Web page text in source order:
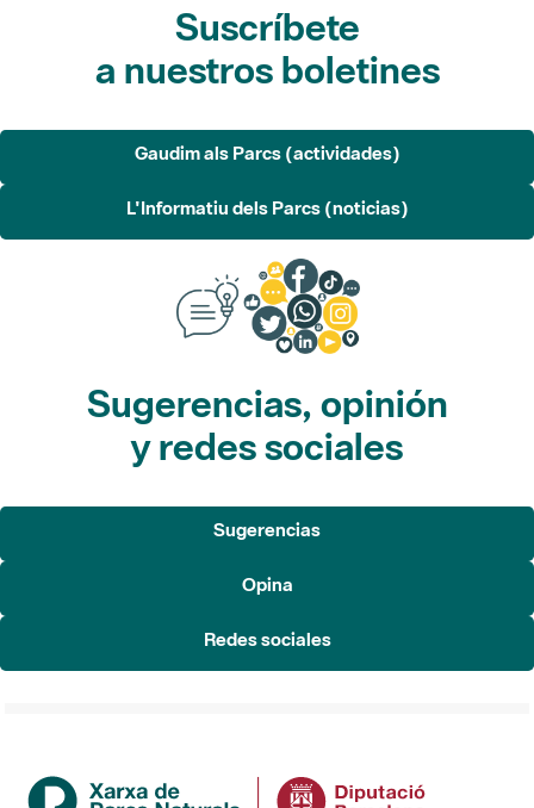
Suscríbete
a nuestros boletines
Gaudim als Parcs (actividades)
L'Informatiu dels Parcs (noticias)
Sugerencias, opinión
y redes sociales
Sugerencias
Opina
Redes sociales